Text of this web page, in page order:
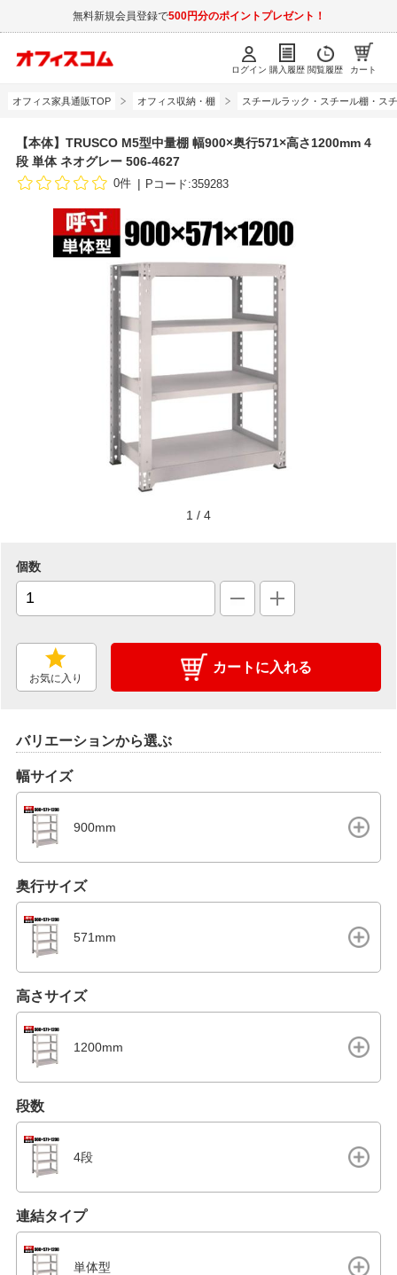
無料新規会員登録で500円分のポイントプレゼント！
ログイン 購入履歴 閲覧履歴 カート
オフィス家具通販TOP オフィス収納・棚 スチールラック・スチール棚・ス
【本体】TRUSCO M5型中量棚 幅900×奥行571×高さ1200mm 4
段 単体 ネオグレー 506-4627
0件 Pコード:359283
1 / 4
個数
お気に入り
カートに入れる
バリエーションから選ぶ
幅サイズ
900mm
奥行サイズ
571mm
高さサイズ
1200mm
段数
4段
連結タイプ
単体型